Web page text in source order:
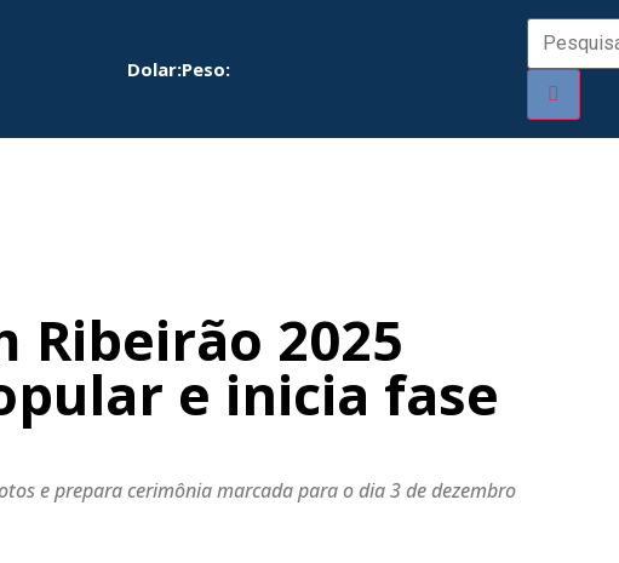
Dolar:Peso:
Ribeirão 2025
e inicia fase
e prepara cerimônia marcada para o dia 3 de dezembro